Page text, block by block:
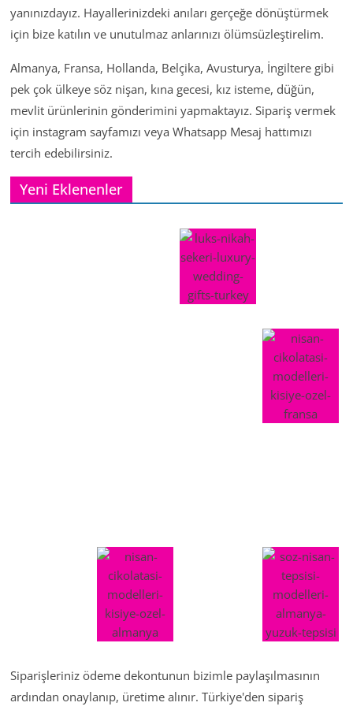
yanınızdayız. Hayallerinizdeki anıları gerçeğe dönüştürmek
için bize katılın ve unutulmaz anlarınızı ölümsüzleştirelim.
Almanya, Fransa, Hollanda, Belçika, Avusturya, İngiltere gibi
pek çok ülkeye söz nişan, kına gecesi, kız isteme, düğün,
mevlit ürünlerinin gönderimini yapmaktayız. Sipariş vermek
için instagram sayfamızı veya Whatsapp Mesaj hattımızı
tercih edebilirsiniz.
Yeni Eklenenler
Siparişleriniz ödeme dekontunun bizimle paylaşılmasının
ardından onaylanıp, üretime alınır. Türkiye'den sipariş